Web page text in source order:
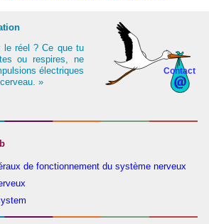
Contact
le réel ? Ce que tu
ou respires, ne
électriques
»
de fonctionnement du système nerveux